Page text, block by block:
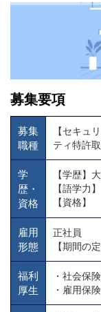
募集要項
募集
職種
【セキュ
ティ特許
学
歴・
資格
【学歴】
【語学力】
【資格】
雇用
形態
正社員
【期間の
福利
厚生
・社会保
・雇用保険